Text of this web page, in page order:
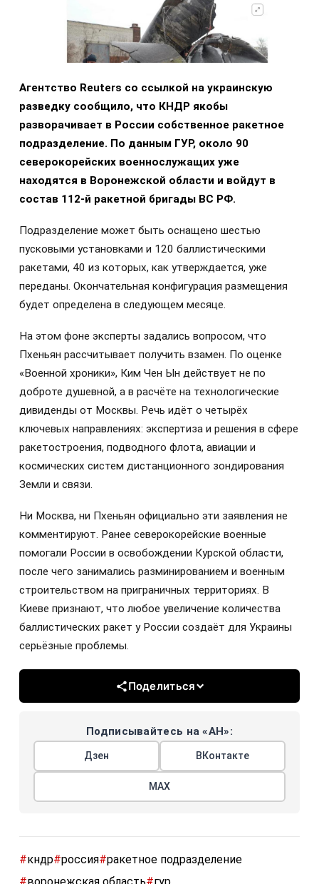
Агентство Reuters со ссылкой на украинскую
разведку сообщило, что КНДР якобы
разворачивает в России собственное ракетное
подразделение. По данным ГУР, около 90
северокорейских военнослужащих уже
находятся в Воронежской области и войдут в
состав 112-й ракетной бригады ВС РФ.
Подразделение может быть оснащено шестью
пусковыми установками и 120 баллистическими
ракетами, 40 из которых, как утверждается, уже
переданы. Окончательная конфигурация размещения
будет определена в следующем месяце.
На этом фоне эксперты задались вопросом, что
Пхеньян рассчитывает получить взамен. По оценке
«Военной хроники», Ким Чен Ын действует не по
доброте душевной, а в расчёте на технологические
дивиденды от Москвы. Речь идёт о четырёх
ключевых направлениях: экспертиза и решения в сфере
ракетостроения, подводного флота, авиации и
космических систем дистанционного зондирования
Земли и связи.
Ни Москва, ни Пхеньян официально эти заявления не
комментируют. Ранее северокорейские военные
помогали России в освобождении Курской области,
после чего занимались разминированием и военным
строительством на приграничных территориях. В
Киеве признают, что любое увеличение количества
баллистических ракет у России создаёт для Украины
серьёзные проблемы.
Поделиться
Подписывайтесь на «АН»:
Дзен ВКонтакте
МАХ
#кндр#россия#ракетное подразделение